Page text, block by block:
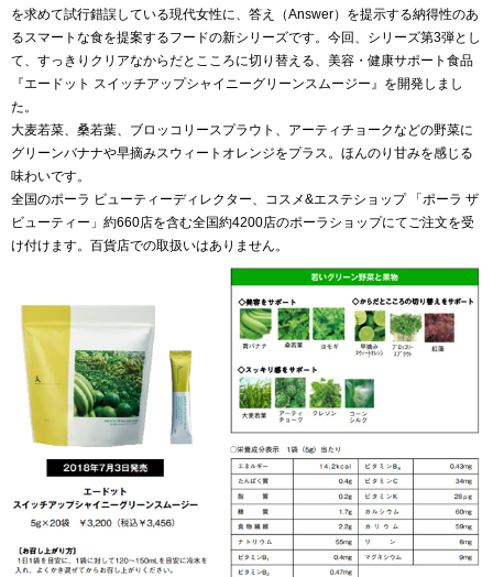
を求めて試行錯誤している現代女性に、答え（Answer）を提示する納得性のあ
るスマートな食を提案するフードの新シリーズです。今回、シリーズ第3弾とし
て、すっきりクリアなからだとこころに切り替える、美容・健康サポート食品
『エードット スイッチアップシャイニーグリーンスムージー』を開発しまし
た。
大麦若菜、桑若葉、ブロッコリースプラウト、アーティチョークなどの野菜に
グリーンバナナや早摘みスウィートオレンジをプラス。ほんのり甘みを感じる
味わいです。
全国のポーラ ビューティーディレクター、コスメ&エステショップ 「ポーラ ザ
ビューティー」約660店を含む全国約4200店のポーラショップにてご注文を受
け付けます。百貨店での取扱いはありません。